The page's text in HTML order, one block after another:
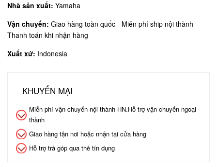
Nhà sản xuất: Yamaha
Vận chuyển: Giao hàng toàn quốc - Miễn phí ship nội thành -
Thanh toán khi nhận hàng
Xuất xứ: Indonesia
KHUYẾN MẠI
Miễn phí vận chuyển nội thành HN.Hỗ trợ vận chuyển ngoại
thành
Giao hàng tận nơi hoặc nhận tại cửa hàng
Hỗ trợ trả góp qua thẻ tín dụng